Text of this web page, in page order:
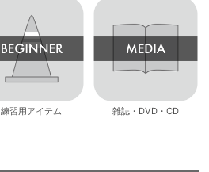
練習用アイテム 雑誌・DVD・CD